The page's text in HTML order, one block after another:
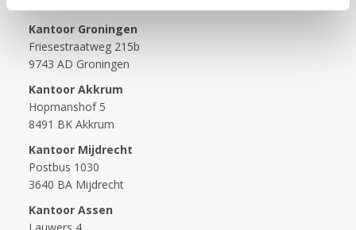
Contact
Kantoor Groningen
Friesestraatweg 215b
9743 AD Groningen
Kantoor Akkrum
Hopmanshof 5
8491 BK Akkrum
Kantoor Mijdrecht
Postbus 1030
3640 BA Mijdrecht
Kantoor Assen